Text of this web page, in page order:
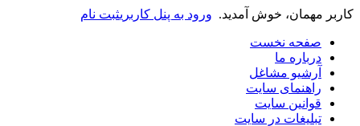
کاربر مهمان، خوش آمدید. ورود به پنل کاربریثبت نام
صفحه نخست
درباره ما
آرشیو مشاغل
راهنمای سایت
قوانین سایت
تبلیغات در سایت